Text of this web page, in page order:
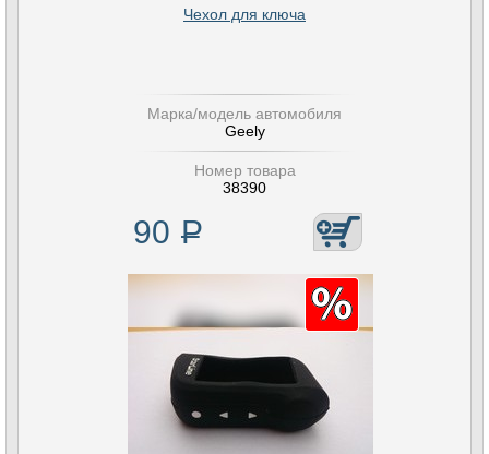
Чехол для ключа
Марка/модель автомобиля
Geely
Номер товара
38390
90 Р